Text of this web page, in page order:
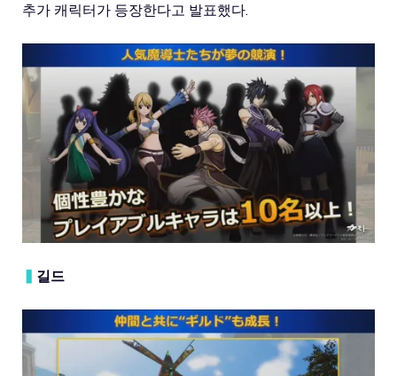
추가 캐릭터가 등장한다고 발표했다.
▍ 길드